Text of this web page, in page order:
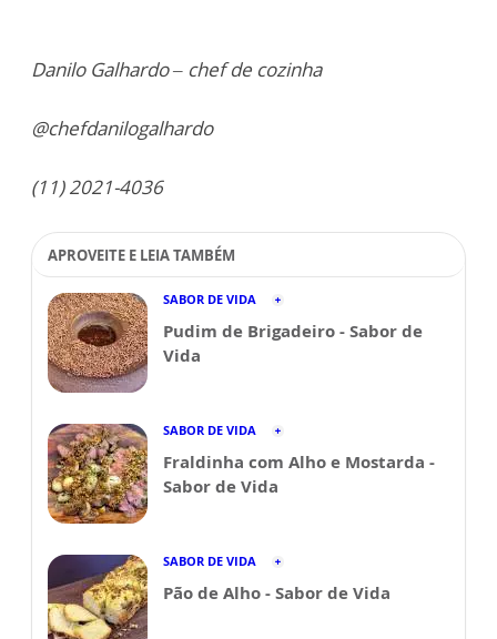
Danilo Galhardo – chef de cozinha
@chefdanilogalhardo
(11) 2021-4036
APROVEITE E LEIA TAMBÉM
SABOR DE VIDA
Pudim de Brigadeiro - Sabor de
Vida
SABOR DE VIDA
Fraldinha com Alho e Mostarda -
Sabor de Vida
SABOR DE VIDA
Pão de Alho - Sabor de Vida